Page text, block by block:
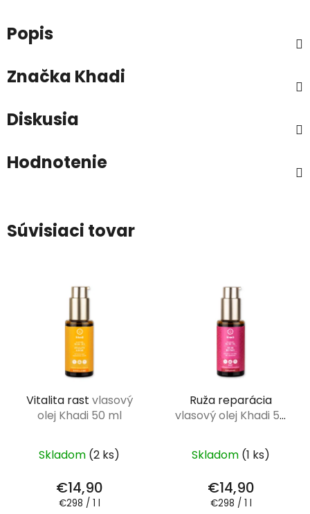
Popis
Značka Khadi
Diskusia
Hodnotenie
Súvisiaci tovar
Vitalita rast vlasový
olej Khadi 50 ml
Skladom (2 ks)
€14,90
Jednotková
€298 / 1 l
Ruža reparácia
vlasový olej Khadi 50
Skladom (1 ks)
€14,90
Jednotková
€298 / 1 l